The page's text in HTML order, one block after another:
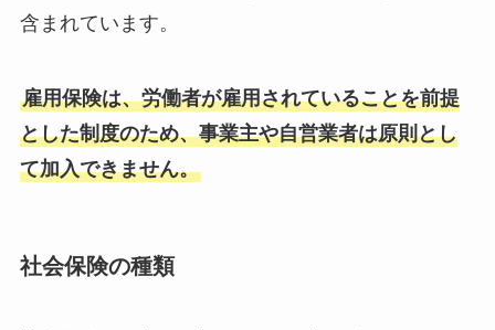
含まれています。
雇用保険は、労働者が雇用されていることを前提
とした制度のため、事業主や自営業者は原則とし
て加入できません。
社会保険の種類